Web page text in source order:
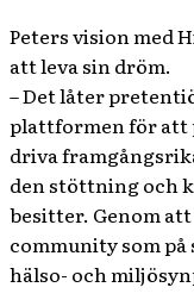
Peters vision med
att leva sin dröm.
– Det låter
plattformen för att
driva
den stöttning och
besitter. Genom
community som
hälso- och